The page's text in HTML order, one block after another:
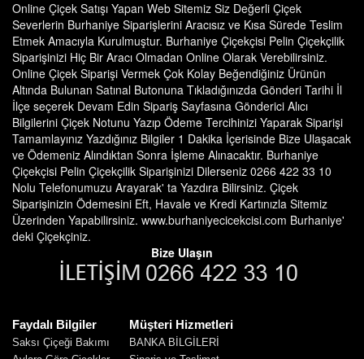
Online Çiçek Satışı Yapan Web Sitemiz Siz Değerli Çiçek
Severlerin Burhaniye Siparişlerini Aracısız ve Kısa Sürede Teslim
Etmek Amacıyla Kurulmuştur. Burhaniye Çiçekçisi Pelin Çiçekçilik
Siparişinizi Hiç Bir Aracı Olmadan Online Olarak Verebilirsiniz.
Online Çiçek Siparişi Vermek Çok Kolay Beğendiğiniz Ürünün
Altında Bulunan Satınal Butonuna Tıkladığınızda Gönderi Tarihi İl
İlçe seçerek Devam Edin Sipariş Sayfasına Gönderici Alıcı
Bilgilerini Çiçek Notunu Yazıp Ödeme Tercihinizi Yaparak Siparişi
Tamamlayınız Yazdığınız Bilgiler 1 Dakika İçerisinde Bize Ulaşacak
ve Ödemeniz Alındıktan Sonra İşleme Alınacaktır. Burhaniye
Çiçekçisi Pelin Çiçekçilik Siparişinizi Dilerseniz 0266 422 33 10
Nolu Telefonumuzu Arayarak' ta Yazdıra Bilirsiniz. Çiçek
Siparişinizin Ödemesini Eft, Havale ve Kredi Kartınızla Sitemiz
Üzerinden Yapabilirsiniz. www.burhaniyecicekcisi.com Burhaniye'
deki Çiçekçiniz.
Bize Ulaşın
Faydalı Bilgiler
Saksı Çiçeği Bakımı
Müşteri Hizmetleri
BANKA BİLGİLERİ